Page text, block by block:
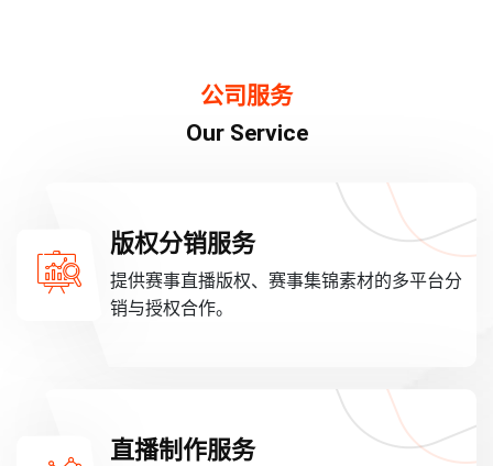
公司服务
Our Service
版权分销服务
提供赛事直播版权、赛事集锦素材的多平台分
销与授权合作。
直播制作服务